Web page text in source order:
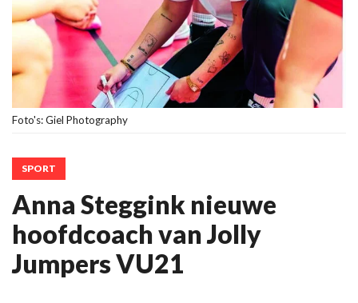
Foto's: Giel Photography
SPORT
Anna Steggink nieuwe
hoofdcoach van Jolly
Jumpers VU21